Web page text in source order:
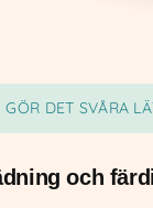
GÖR DET SVÅRA
och